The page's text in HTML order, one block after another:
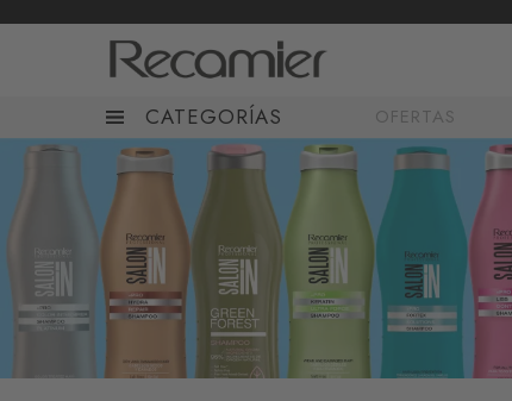
CATEGORÍAS OFERTAS